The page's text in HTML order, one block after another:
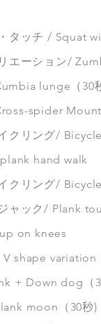
タッチ / Squat
エーション/
lunge（30
spider
クリング/
hand walk
クリング/
ャック/ Plank
on knees
shape variation
+ Down dog（
moon（30秒)